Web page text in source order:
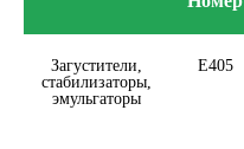
Загустители,
стабилизаторы,
эмульгаторы
E405